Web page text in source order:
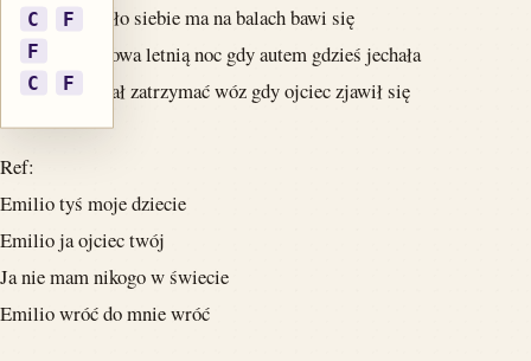
Kochanków koło siebie ma na balach bawi się
Raz w księżycowa letnią noc gdy autem gdzieś jechała
Jej szofer chciał zatrzymać wóz gdy ojciec zjawił się
Ref:
Emilio tyś moje dziecie
Emilio ja ojciec twój
Ja nie mam nikogo w świecie
Emilio wróć do mnie wróć
C
F
F
C
F